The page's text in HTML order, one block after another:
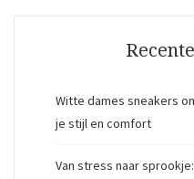
Witte dames sneakers
je stijl en comfort
Van stress naar